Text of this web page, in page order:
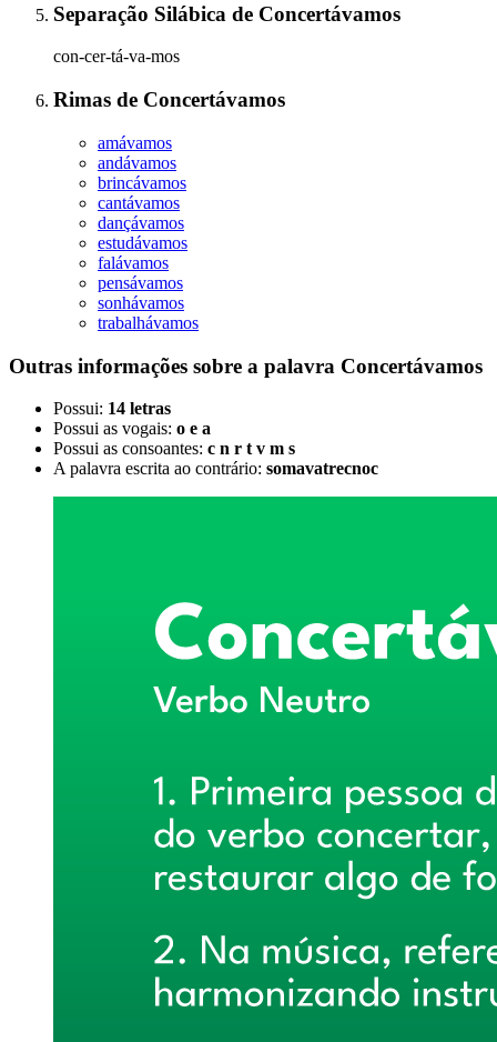
Separação Silábica de Concertávamos
con-cer-tá-va-mos
Rimas de Concertávamos
amávamos
andávamos
brincávamos
cantávamos
dançávamos
estudávamos
falávamos
pensávamos
sonhávamos
trabalhávamos
Outras informações sobre a palavra Concertávamos
Possui: 14 letras
Possui as vogais: o e a
Possui as consoantes: c n r t v m s
A palavra escrita ao contrário: somavatrecnoc